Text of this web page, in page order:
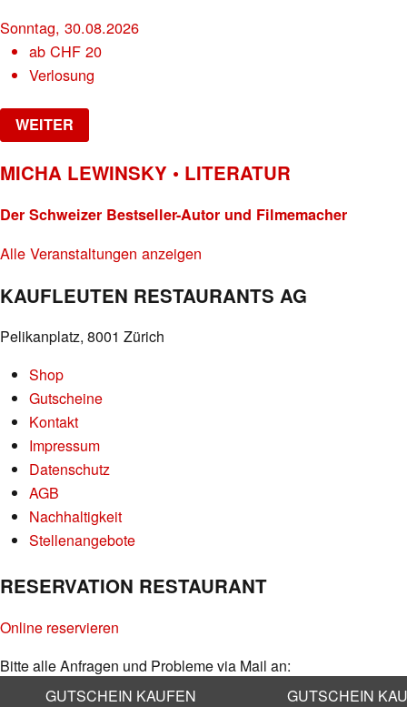
Sonntag, 30.08.2026
abCHF 20
Verlosung
WEITER
MICHA LEWINSKY • LITERATUR
Der Schweizer Bestseller-Autor und Filmemacher
Alle Veranstaltungen anzeigen
KAUFLEUTEN RESTAURANTS AG
Pelikanplatz, 8001 Zürich
Shop
Gutscheine
Kontakt
Impressum
Datenschutz
AGB
Nachhaltigkeit
Stellenangebote
RESERVATION RESTAURANT
Online reservieren
Bitte alle Anfragen und Probleme via Mail an:
info@kaufleuten.ch
GUTSCHEIN KAUFEN GUTSCHEIN